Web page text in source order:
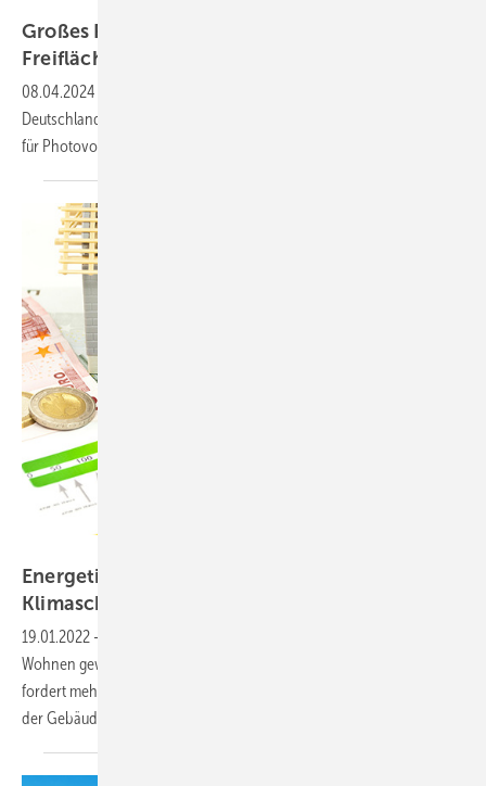
Großes Potenzial für
Freiflächen-Photovoltaikanlagen
08.04.2024
Deutschland auch abseits von Gebäuden noch mehr als genug Platz
für Photovoltaik.
Energetische Sanierungen sind zentral für
Klimaschutz und bezahlbares
19.01.2022 -
Wohnen gewinnt im politischen Berlin an Relevanz. Ein Sozialbündnis
fordert mehr Power im Neubau, das Öko-Institut hat nun die Relevanz
der Gebäudesanierung erneut mit einer Studie